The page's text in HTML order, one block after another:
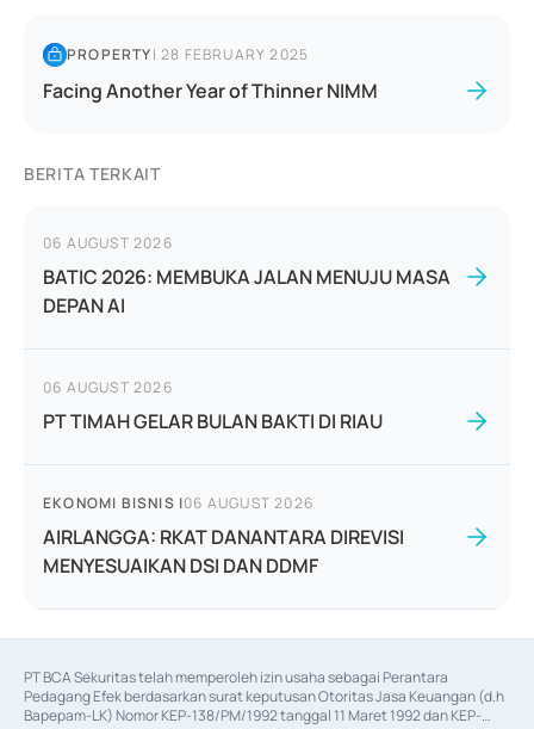
PROPERTY|28 FEBRUARY 2025
Facing Another Year of Thinner NIMM
BERITA TERKAIT
06 AUGUST 2026
BATIC 2026: MEMBUKA JALAN MENUJU MASA
DEPAN AI
06 AUGUST 2026
PT TIMAH GELAR BULAN BAKTI DI RIAU
EKONOMI BISNIS |06 AUGUST 2026
AIRLANGGA: RKAT DANANTARA DIREVISI
MENYESUAIKAN DSI DAN DDMF
PT BCA Sekuritas telah memperoleh izin usaha sebagai Perantara
Pedagang Efek berdasarkan surat keputusan Otoritas Jasa Keuangan (d.h
Bapepam-LK) Nomor KEP-138/PM/1992 tanggal 11 Maret 1992 dan KEP-